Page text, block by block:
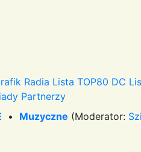
Radia Lista TOP80 DC
Partnerzy
• Muzyczne (Moderator: